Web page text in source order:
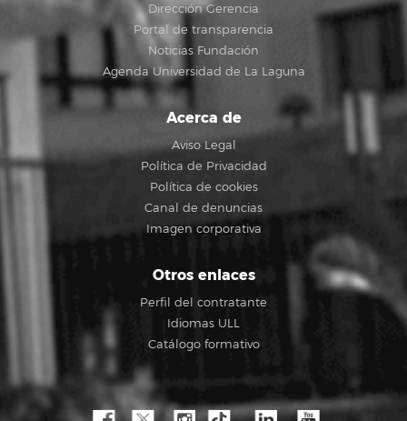
Dirección Gerencia
Portal de transparencia
Noticias Fundación
Agenda Universidad de La Laguna
Acerca de
Aviso Legal
Política de Privacidad
Política de cookies
Canal de denuncias
Imagen corporativa
Otros enlaces
Perfil del contratante
Idiomas ULL
Catálogo formativo